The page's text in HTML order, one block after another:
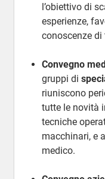
l’obiettivo di
esperienze,
conoscenze
Convegno
gruppi di
riuniscono
tutte le novità
tecniche
macchinari, e
medico.